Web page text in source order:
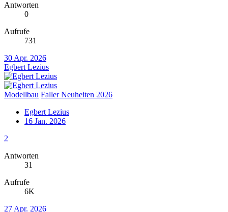
Antworten
0
Aufrufe
731
30 Apr. 2026
Egbert Lezius
Modellbau Faller Neuheiten 2026
Egbert Lezius
16 Jan. 2026
2
Antworten
31
Aufrufe
6K
27 Apr. 2026